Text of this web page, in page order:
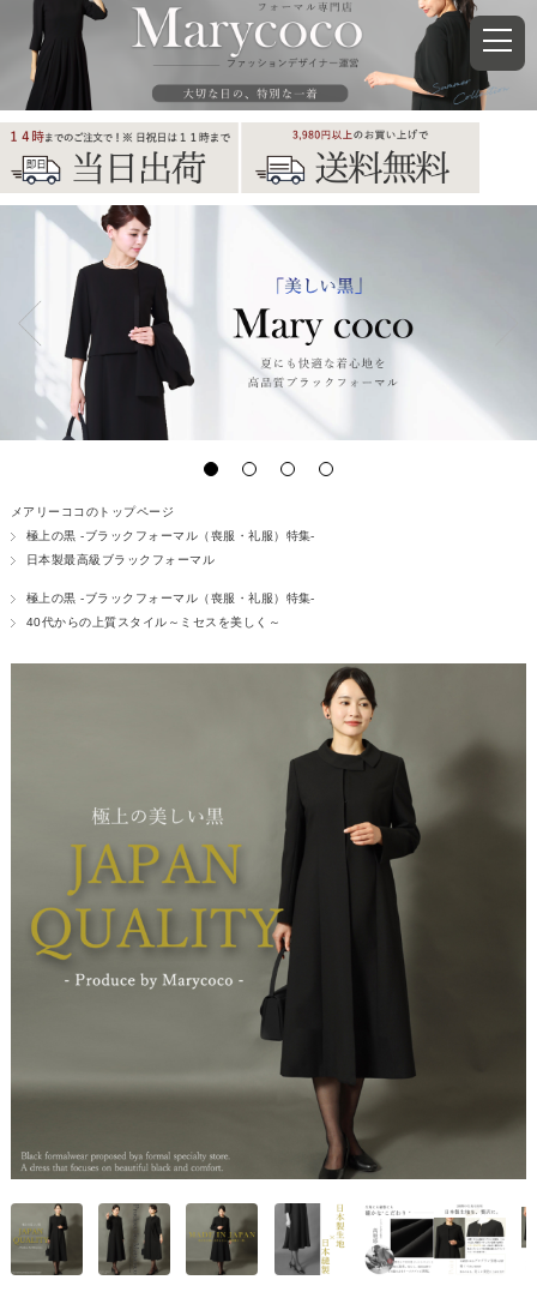
メアリーココのトップページ
極上の黒 -ブラックフォーマル（喪服・礼服）特集-
日本製最高級ブラックフォーマル
極上の黒 -ブラックフォーマル（喪服・礼服）特集-
40代からの上質スタイル～ミセスを美しく～